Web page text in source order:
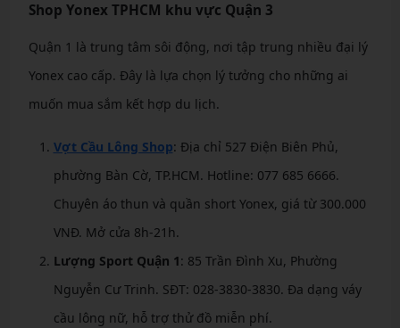
Shop Yonex TPHCM khu vực Quận 3
Quận 1 là trung tâm sôi động, nơi tập trung nhiều đại lý
Yonex cao cấp. Đây là lựa chọn lý tưởng cho những ai
muốn mua sắm kết hợp du lịch.
Vợt Cầu Lông Shop: Địa chỉ 527 Điện Biên Phủ,
phường Bàn Cờ, TP.HCM. Hotline: 077 685 6666.
Chuyên áo thun và quần short Yonex, giá từ 300.000
VNĐ. Mở cửa 8h-21h.
Lượng Sport Quận 1: 85 Trần Đình Xu, Phường
Nguyễn Cư Trinh. SĐT: 028-3830-3830. Đa dạng váy
cầu lông nữ, hỗ trợ thử đồ miễn phí.